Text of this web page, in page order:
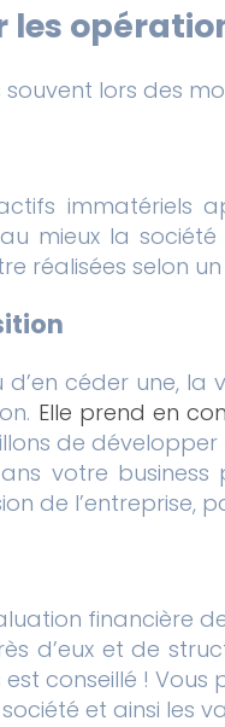
lors des
mieux la
réalisées selon
d’en céder
Elle prend en
de
votre
de l’entreprise,
financière
d’eux et de
est conseillé !
et ainsi les